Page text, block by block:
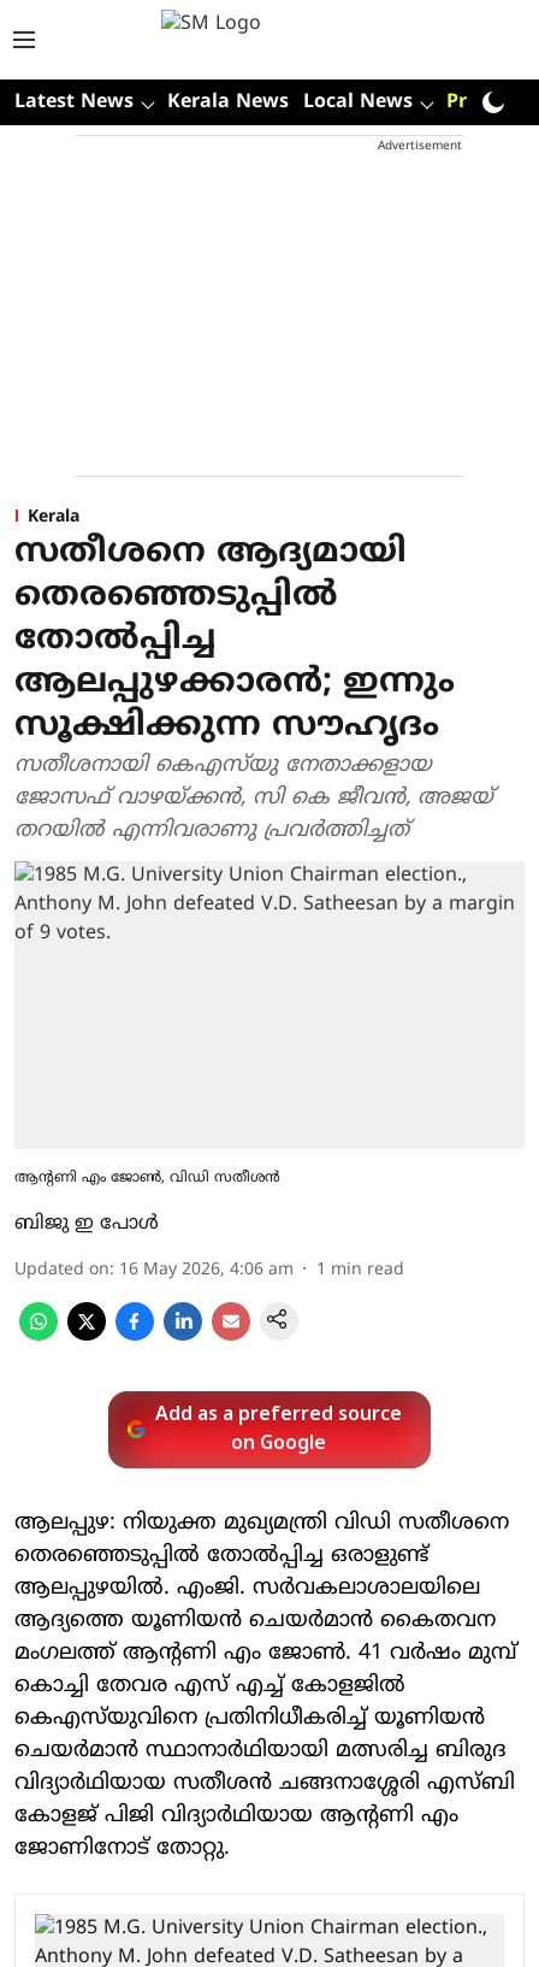
Latest News Kerala News Local News Premium
Advertisement
Kerala
സതീശനെ ആദ്യമായി
തെരഞ്ഞെടുപ്പില്‍
തോല്‍പ്പിച്ച
ആലപ്പുഴക്കാരന്‍; ഇന്നും
സൂക്ഷിക്കുന്ന സൗഹൃദം
സതീശനായി കെഎസ്‌യു നേതാക്കളായ
ജോസഫ് വാഴയ്ക്കന്‍, സി കെ ജീവന്‍, അജയ്
തറയില്‍ എന്നിവരാണു പ്രവര്‍ത്തിച്ചത്
ആന്റണി എം ജോണ്‍, വിഡി സതീശന്‍
ബിജു ഇ പോൾ
Updated on: 16 May 2026, 4:06 am 1 min read
Add as a preferred source
on Google
ആലപ്പുഴ: നിയുക്ത മുഖ്യമന്ത്രി വിഡി സതീശനെ
തെരഞ്ഞെടുപ്പില്‍ തോല്‍പ്പിച്ച ഒരാളുണ്ട്
ആലപ്പുഴയില്‍. എംജി. സര്‍വകലാശാലയിലെ
ആദ്യത്തെ യൂണിയന്‍ ചെയര്‍മാന്‍ കൈതവന
മംഗലത്ത് ആന്റണി എം ജോണ്‍. 41 വര്‍ഷം മുമ്പ്
കൊച്ചി തേവര എസ് എച്ച് കോളജില്‍
കെഎസ്‌യുവിനെ പ്രതിനിധീകരിച്ച് യൂണിയന്‍
ചെയര്‍മാന്‍ സ്ഥാനാര്‍ഥിയായി മത്സരിച്ച ബിരുദ
വിദ്യാര്‍ഥിയായ സതീശന്‍ ചങ്ങനാശ്ശേരി എസ്ബി
കോളജ് പിജി വിദ്യാര്‍ഥിയായ ആന്റണി എം
ജോണിനോട് തോറ്റു.